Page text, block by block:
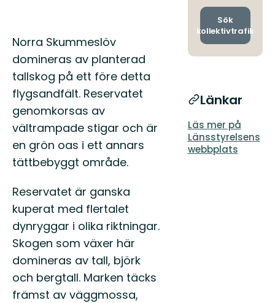
Beskrivning
Norra Skummeslöv
domineras av planterad
tallskog på ett före detta
flygsandfält. Reservatet
genomkorsas av
vältrampade stigar och är
en grön oas i ett annars
tättbebyggt område.
Reservatet är ganska
kuperat med flertalet
dynryggar i olika riktningar.
Skogen som växer här
domineras av tall, björk
och bergtall. Marken täcks
främst av väggmossa,
och
Sök
kollektivtrafik
Länkar
Läs mer på
Länsstyrelsens
webbplats